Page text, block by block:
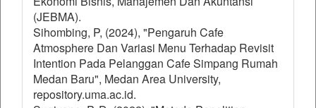
(JEBMA).
Sihombing, P, (2024), "Pengaruh Cafe
Atmosphere Dan Variasi Menu Terhadap Revisit
Intention Pada Pelanggan Cafe Simpang Rumah
Medan Baru", Medan Area University,
repository.uma.ac.id.